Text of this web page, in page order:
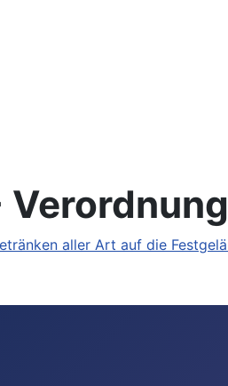
aller Art auf die